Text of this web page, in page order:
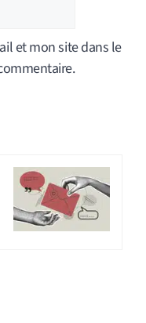
et mon site dans le